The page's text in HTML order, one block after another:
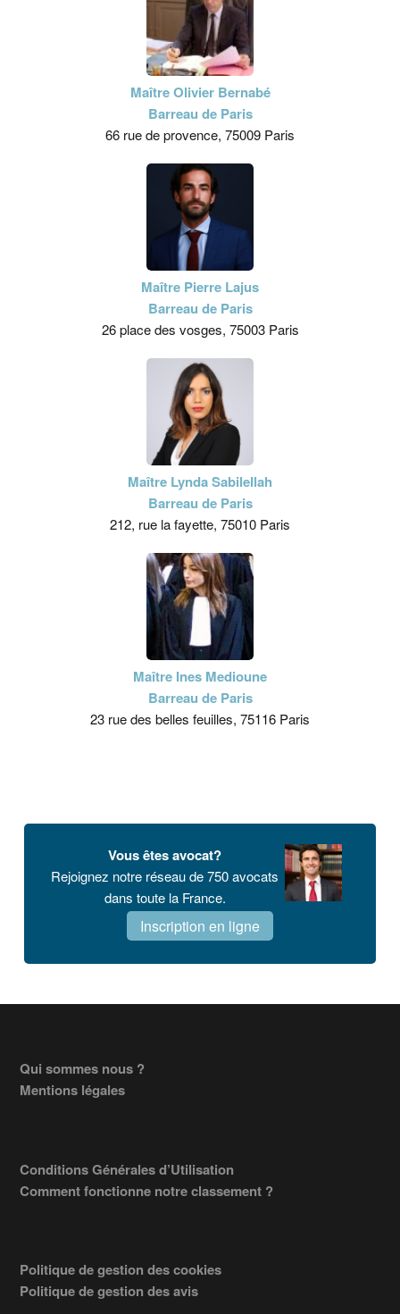
Maître Olivier Bernabé
Barreau de Paris
66 rue de provence, 75009 Paris
Maître Pierre Lajus
Barreau de Paris
26 place des vosges, 75003 Paris
Maître Lynda Sabilellah
Barreau de Paris
212, rue la fayette, 75010 Paris
Maître Ines Medioune
Barreau de Paris
23 rue des belles feuilles, 75116 Paris
Vous êtes avocat?
Rejoignez notre réseau de 750 avocats
dans toute la France.
Inscription en ligne
Footer
Qui sommes nous ?
Mentions légales
Conditions Générales d’Utilisation
Comment fonctionne notre classement ?
Politique de gestion des cookies
Politique de gestion des avis